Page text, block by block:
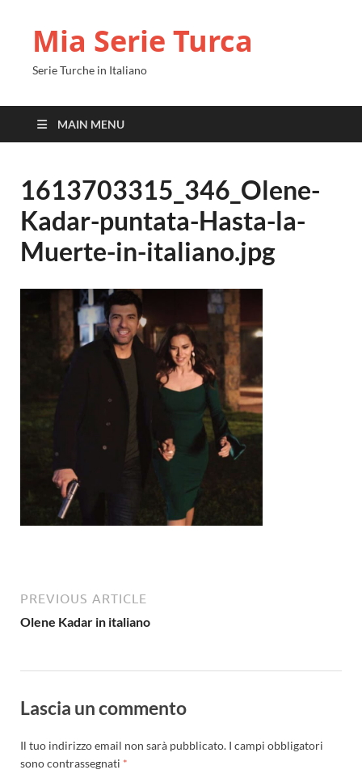
Mia Serie Turca
Serie Turche in Italiano
MAIN MENU
1613703315_346_Olene-
Kadar-puntata-Hasta-la-
Muerte-in-italiano.jpg
PREVIOUS ARTICLE
Olene Kadar in italiano
Lascia un commento
Il tuo indirizzo email non sarà pubblicato. I campi obbligatori
sono contrassegnati *